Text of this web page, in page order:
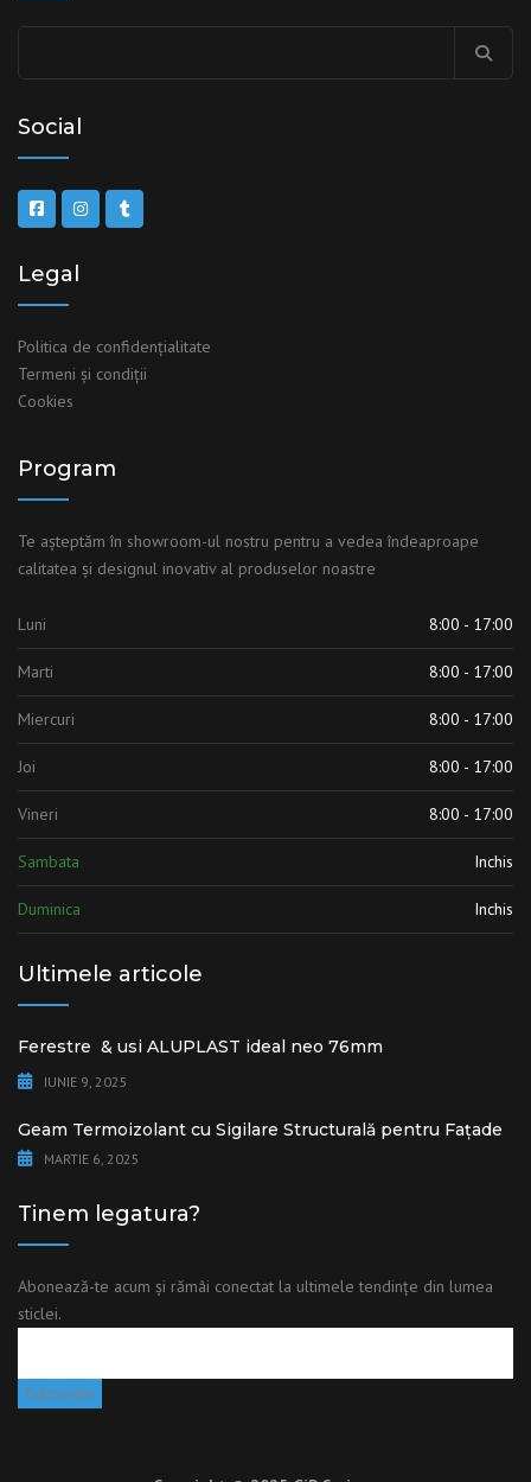
Social
Legal
Politica de confidențialitate
Termeni şi condiţii
Cookies
Program
Te așteptăm în showroom-ul nostru pentru a vedea îndeaproape
calitatea și designul inovativ al produselor noastre
Luni 8:00 - 17:00
Marti 8:00 - 17:00
Miercuri 8:00 - 17:00
Joi 8:00 - 17:00
Vineri 8:00 - 17:00
Sambata Inchis
Duminica Inchis
Ultimele articole
Ferestre & usi ALUPLAST ideal neo 76mm
IUNIE 9, 2025
Geam Termoizolant cu Sigilare Structurală pentru Fațade
MARTIE 6, 2025
Tinem legatura?
Abonează-te acum și rămâi conectat la ultimele tendințe din lumea
sticlei.